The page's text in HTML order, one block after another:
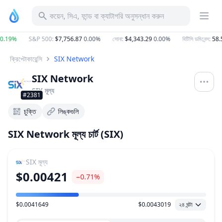
কয়েন, সিএ, ফান্ড বা ক্যাটাগরি অনুসন্ধান করুন
S&P 500:$7,756.870.00% সোনা:$4,343.290.00% বিটিসি ডমিনেন্স:
ক্রিপ্টোকারেন্সি SIX Network
#2381
SIX Network
SIX মূল্য
চুক্তি লিঙ্কগুলি
SIX Network মূল্য চার্ট (SIX)
SIX মূল্য
$0.00421 −0.71%
মূল্য পরিসীমা
$0.0041649 $0.0043019 ২৪ ঘন্টা